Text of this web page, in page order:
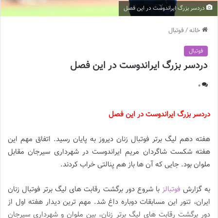
دردسر بزرگ ایراندوست در این فصل
خانه/ فوتبال
فوتبال
دردسر بزرگ ایراندوست در این فصل
0
دردسر بزرگ ایراندوست در این فصل
هفته دهم لیگ برتر فوتبال زنان دیروز به پایان رسید. اتفاق مهم این
هفته شکست شاگردان مریم ایراندوست در شهرداری سیرجان مقابل
ملوان بود. جایی که آن ها باز هم پنالتی خراب کردند.
به گزارش فوتبالز با شروع دور برگشت رقابت های لیگ برتر فوتبال زنان
ایران، تنور این مسابقات دوباره داغ شد. مهم ترین دیدار هفته اول از
دور برگشت رقابت های لیگ برتر زنان، بین ملوان و شهرداری سیرجان